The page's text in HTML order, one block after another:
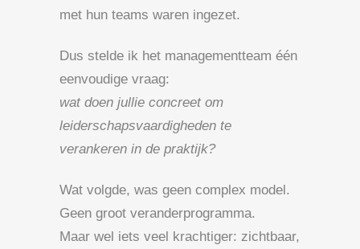
met hun teams waren ingezet.
Dus stelde ik het managementteam één
eenvoudige vraag:
wat doen jullie concreet om
leiderschapsvaardigheden te
verankeren in de praktijk?
Wat volgde, was geen complex model.
Geen groot veranderprogramma.
Maar wel iets veel krachtiger: zichtbaar,